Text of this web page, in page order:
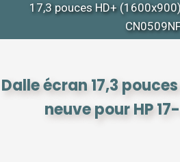
17,3 pouces HD+
Dalle écran 17,3
neuve pour HP